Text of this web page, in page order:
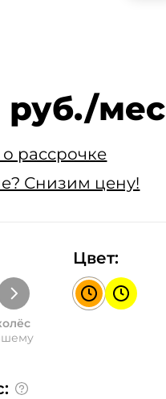
руб./мес
рассрочке
Снизим цену!
Цвет: